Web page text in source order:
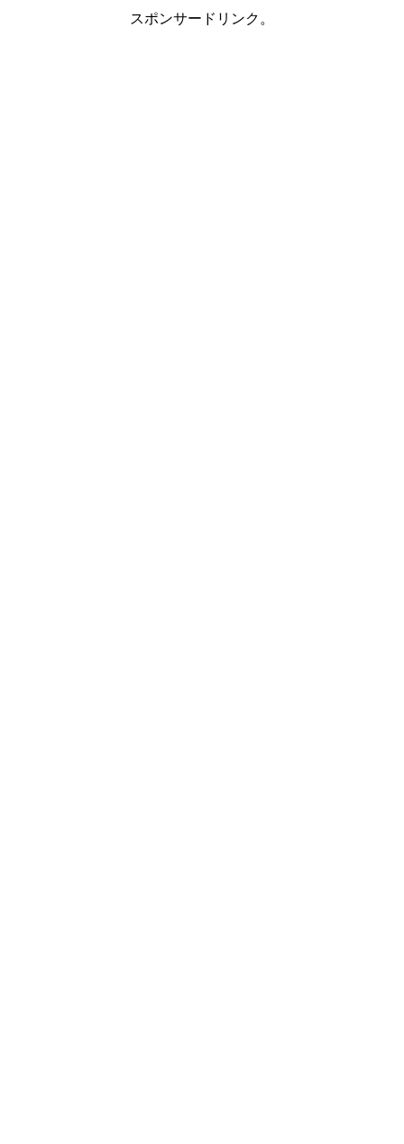
スポンサードリンク。